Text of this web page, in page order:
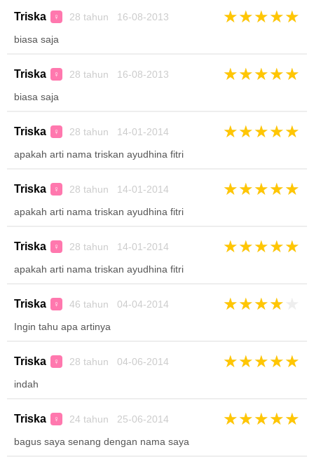
Triska ♀ 28 tahun 16-08-2013 ★★★★★
biasa saja
Triska ♀ 28 tahun 16-08-2013 ★★★★★
biasa saja
Triska ♀ 28 tahun 14-01-2014 ★★★★★
apakah arti nama triskan ayudhina fitri
Triska ♀ 28 tahun 14-01-2014 ★★★★★
apakah arti nama triskan ayudhina fitri
Triska ♀ 28 tahun 14-01-2014 ★★★★★
apakah arti nama triskan ayudhina fitri
Triska ♀ 46 tahun 04-04-2014 ★★★★
Ingin tahu apa artinya
Triska ♀ 28 tahun 04-06-2014 ★★★★★
indah
Triska ♀ 24 tahun 25-06-2014 ★★★★★
bagus saya senang dengan nama saya